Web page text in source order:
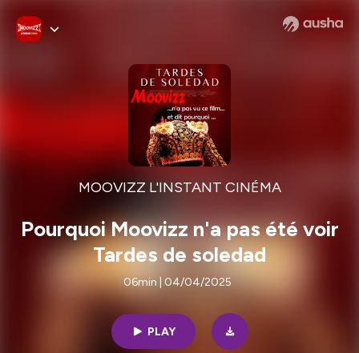
MOOVIZZ L'INSTANT CINÉMA
Pourquoi Moovizz n'a pas été voir
Tardes de soledad
06min | 04/04/2025
PLAY